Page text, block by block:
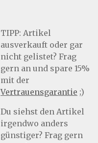
TIPP: Artikel
ausverkauft oder gar
nicht gelistet? Frag
gern an und spare 15%
mit der
Vertrauensgarantie ;)
Du siehst den Artikel
irgendwo anders
günstiger? Frag gern